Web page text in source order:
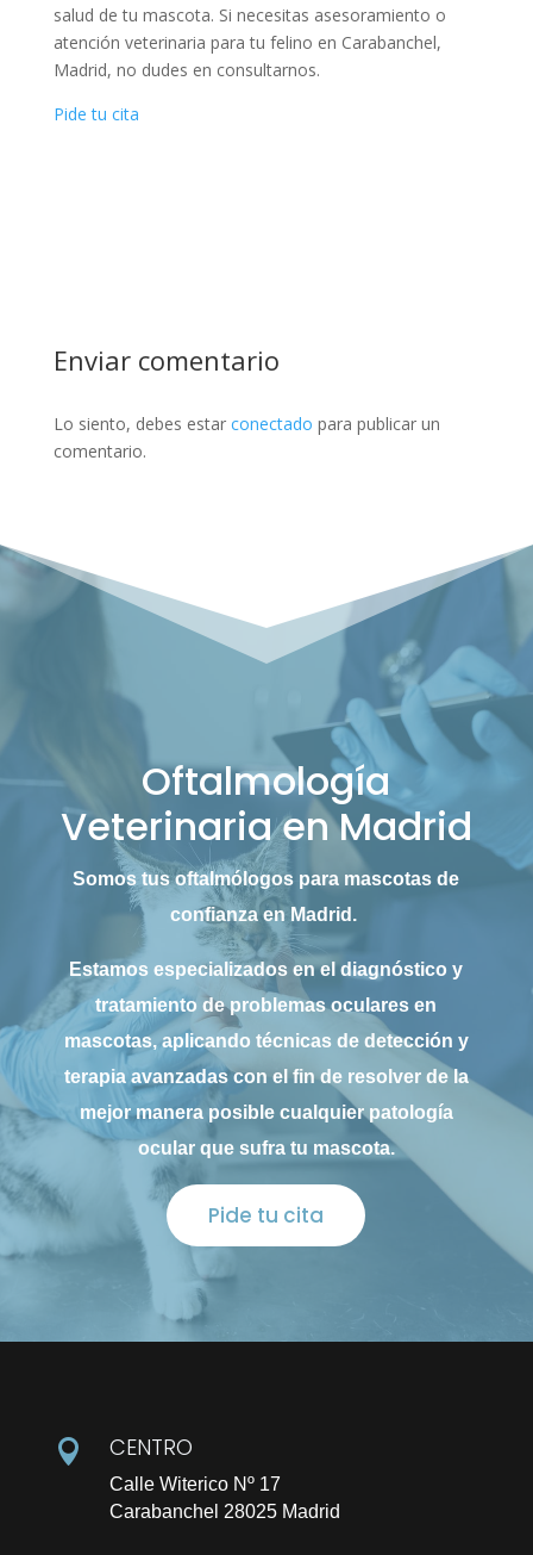
salud de tu mascota. Si necesitas asesoramiento o
atención veterinaria para tu felino en Carabanchel,
Madrid, no dudes en consultarnos.
Pide tu cita
Enviar comentario
Lo siento, debes estar conectado para publicar un
comentario.
Oftalmología
Veterinaria en Madrid
Somos tus oftalmólogos para mascotas de
confianza en Madrid.
Estamos especializados en el diagnóstico y
tratamiento de problemas oculares en
mascotas, aplicando técnicas de detección y
terapia avanzadas con el fin de resolver de la
mejor manera posible cualquier patología
ocular que sufra tu mascota.
Pide tu cita
 CENTRO
Calle Witerico Nº 17
Carabanchel 28025 Madrid